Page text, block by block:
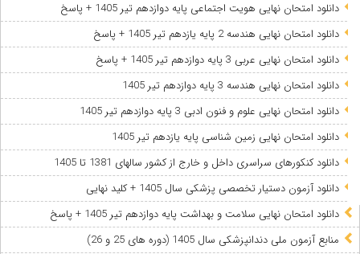
دانلود امتحان نهایی هویت اجتماعی پایه دوازدهم تیر 1405 + پاسخ
دانلود امتحان نهایی هندسه 2 پایه یازدهم تیر 1405 + پاسخ
دانلود امتحان نهایی عربی 3 پایه دوازدهم تیر 1405 + پاسخ
دانلود امتحان نهایی هندسه 3 پایه دوازدهم تیر 1405
دانلود امتحان نهایی علوم و فنون ادبی 3 پایه دوازدهم تیر 1405
دانلود امتحان نهایی زمین شناسی پایه یازدهم تیر 1405
دانلود کنکورهای سراسری داخل و خارج از کشور سالهای 1381 تا 1405
دانلود آزمون دستیار تخصصی پزشکی سال 1405 + کلید نهایی
دانلود امتحان نهایی سلامت و بهداشت پایه دوازدهم تیر 1405 + پاسخ
ﻣﻨﺎﺑﻊ آزﻣﻮن ﻣﻠﯽ دندانپزشکی سال 1405 (دوره های 25 و 26)